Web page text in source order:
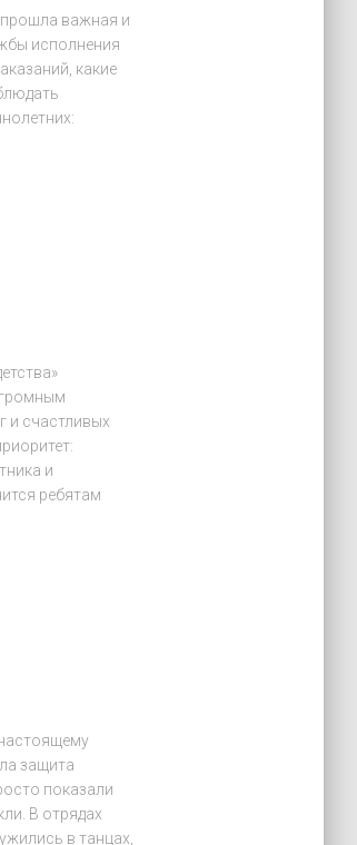
прошла важная и
исполнения
какие
и счастливых
и
ребятам
защита
показали
В отрядах
в танцах,